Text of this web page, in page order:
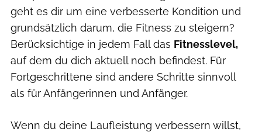
geht es dir um eine verbesserte Kondition und
grundsätzlich darum, die Fitness zu steigern?
Berücksichtige in jedem Fall das Fitnesslevel,
auf dem du dich aktuell noch befindest. Für
Fortgeschrittene sind andere Schritte sinnvoll
als für Anfängerinnen und Anfänger.
Wenn du deine Laufleistung verbessern willst,